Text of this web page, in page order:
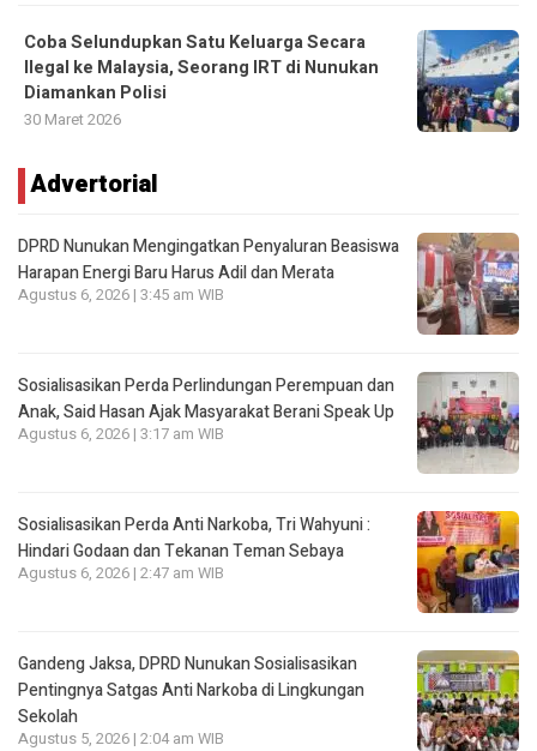
Coba Selundupkan Satu Keluarga Secara
Ilegal ke Malaysia, Seorang IRT di Nunukan
Diamankan Polisi
30 Maret 2026
Advertorial
DPRD Nunukan Mengingatkan Penyaluran Beasiswa
Harapan Energi Baru Harus Adil dan Merata
Agustus 6, 2026 | 3:45 am WIB
Sosialisasikan Perda Perlindungan Perempuan dan
Anak, Said Hasan Ajak Masyarakat Berani Speak Up
Agustus 6, 2026 | 3:17 am WIB
Sosialisasikan Perda Anti Narkoba, Tri Wahyuni :
Hindari Godaan dan Tekanan Teman Sebaya
Agustus 6, 2026 | 2:47 am WIB
Gandeng Jaksa, DPRD Nunukan Sosialisasikan
Pentingnya Satgas Anti Narkoba di Lingkungan
Sekolah
Agustus 5, 2026 | 2:04 am WIB